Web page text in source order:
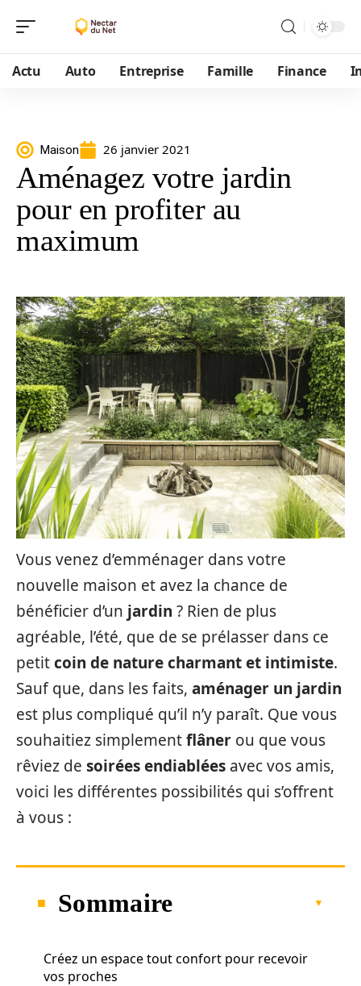
Actu Auto Entreprise Famille Finance
Maison 26 janvier 2021
Aménagez votre jardin
pour en profiter au
maximum
Vous venez d’emménager dans votre
nouvelle maison et avez la chance de
bénéficier d’un jardin ? Rien de plus
agréable, l’été, que de se prélasser dans ce
petitcoin de nature charmant et intimiste.
Sauf que, dans les faits, aménager un jardin
est plus compliqué qu’il n’y paraît. Que vous
souhaitiez simplementflâner ou que vous
rêviez de soirées endiablées avec vos amis,
voici les différentes possibilités qui s’offrent
à vous :
Sommaire
Créez un espace tout confort pour recevoir
vos proches